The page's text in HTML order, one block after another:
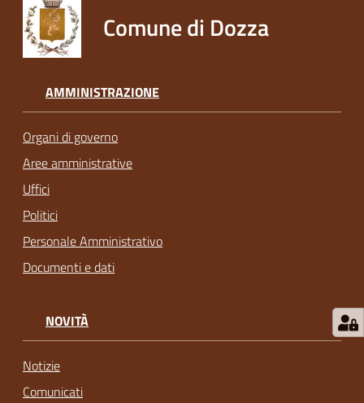
Comune di Dozza
AMMINISTRAZIONE
Organi di governo
Aree amministrative
Uffici
Politici
Personale Amministrativo
Documenti e dati
NOVITÀ
Notizie
Comunicati